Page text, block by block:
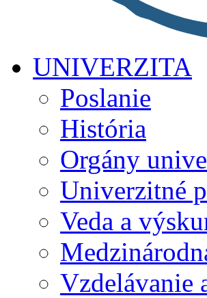
UNIVERZITA
Poslanie
História
Orgány
Univerzitné
Veda a
Vzdelávanie